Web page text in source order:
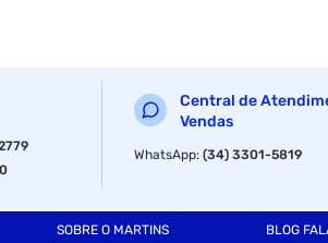
Central de
Vendas
WhatsApp:(34) 3301-5819
SOBRE O MARTINS BLOG